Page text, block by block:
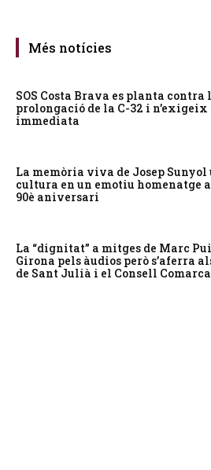
Més notícies
SOS Costa Brava es planta contra
prolongació de la C-32 i
immediata
La memòria viva de Josep
cultura en un emotiu homenatge
90è aniversari
La “dignitat” a mitges de Marc
Girona pels àudios però s’aferra
de Sant Julià i el Consell